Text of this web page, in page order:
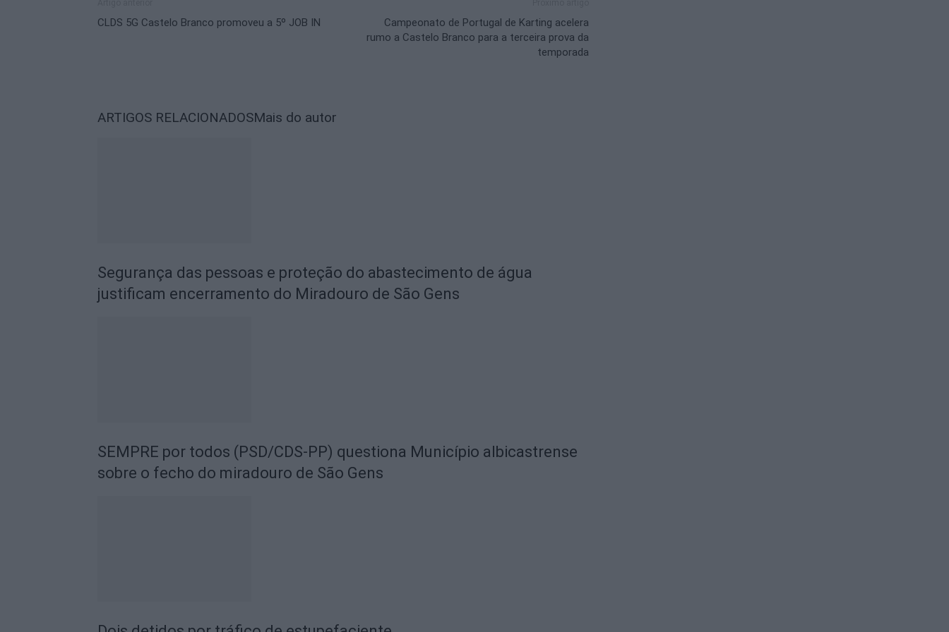
CLDS 5G Castelo Branco promoveu a 5º JOB IN
Campeonato de Portugal de Karting acelera
rumo a Castelo Branco para a terceira prova da
temporada
ARTIGOS RELACIONADOSMais do autor
Segurança das pessoas e proteção do abastecimento de água
justificam encerramento do Miradouro de São Gens
SEMPRE por todos (PSD/CDS-PP) questiona Município albicastrense
sobre o fecho do miradouro de São Gens